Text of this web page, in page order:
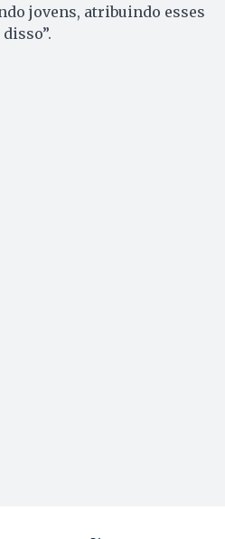
jovens, atribuindo esses